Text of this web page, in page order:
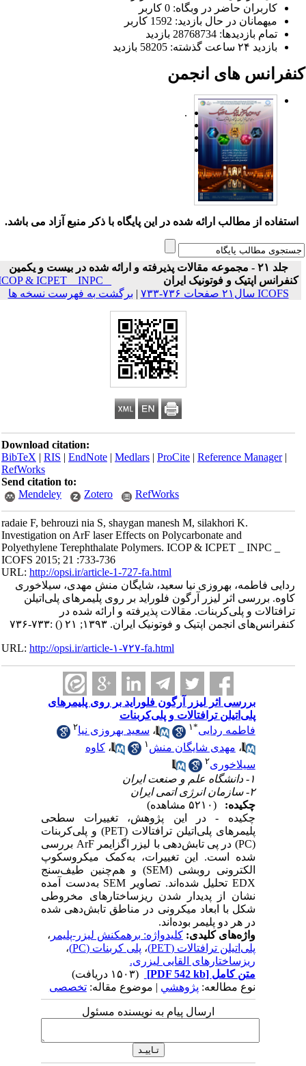
کاربران حاضر در وبگاه: 0 کاربر
میهمانان در حال بازدید: 1592 کاربر
تمام بازدید‌ها: 28768734 بازدید
بازدید ۲۴ ساعت گذشته: 58205 بازدید
های انجمن
.
استفاده از مطالب ارائه شده در این پایگاه با ذکر منبع آزاد می باشد.
جلد ۲۱ - مجموعه مقالات پذیرفته و ارائه شده در بیست و یکمین
کنفرانس اپتیک و فوتونیک ایران
ICOP & ICPET _ INPC _
ICOFS سال۲۱ صفحات ۷۳۶-۷۳۳
|برگشت به فهرست نسخه ها
Download citation:
BibTeX|RIS|EndNote|Medlars|ProCite|Reference Manager
RefWorks
Send citation to:
Mendeley
Zotero RefWorks
radaie F, behrouzi nia S, shaygan manesh M, silakhori K.
Investigation on ArF laser Effects on Polycarbonate and
Polyethylene Terephthalate Polymers. ICOP & ICPET _ INPC _
ICOFS 2015; 21 :733-736
URL:http://opsi.ir/article-1-727-fa.html
ردایی فاطمه، بهروزی نیا سعید، شایگان منش مهدی، سیلاخوری
کاوه. بررسی اثر لیزر آرگون فلوراید بر روی پلیمرهای پلی‌اتیلن
ترافتالات و پلی‌کربنات. مقالات پذیرفته و ارائه شده در
کنفرانس‌های انجمن اپتیک و فوتونیک ایران. ۱۳۹۳; ۲۱
() :۷۳۳-۷۳۶
URL:http://opsi.ir/article-۱-۷۲۷-fa.html
بررسی اثر لیزر آرگون فلوراید بر روی پلیمرهای
پلی‌اتیلن ترافتالات و پلی‌کربنات
فاطمه ردایی
۱ ،سعید بهروزی نیا۲
،مهدی شایگان منش۱ ،کاوه
سیلاخوری
چکیده:
چکیده - در این پژوهش، تغییرات سطحی
پلیمرهای پلی‌اتیلن ترافتالات (PET) و پلی‌کربنات
(PC) در پی تابش‌دهی با لیزر اگزایمر ArF بررسی
شده است. این تغییرات، به‌کمک میکروسکوپ
الکترونی روبشی (SEM) و هم‌چنین طیف‌سنج
EDX تحلیل شده‌اند. تصاویر SEM به‌دست آمده
نشان از پدیدار شدن ریزساختارهای مخروطی
شکل با ابعاد میکرونی در مناطق تابش‌دهی شده
در هر دو پلیمر بوده‌اند.
واژه‌های کلیدی:کلیدواژه: برهمکنش لیزر-پلیمر،
پلی‌اتیلن ترافتالات (PET)
،پلی کربنات (PC)
،
ریزساختارهای القایی لیزری.
متن کامل[PDF 542 kb]
نوع مطالعه:پژوهشي| موضوع مقاله:تخصصی
ارسال پیام به نویسنده مسئول